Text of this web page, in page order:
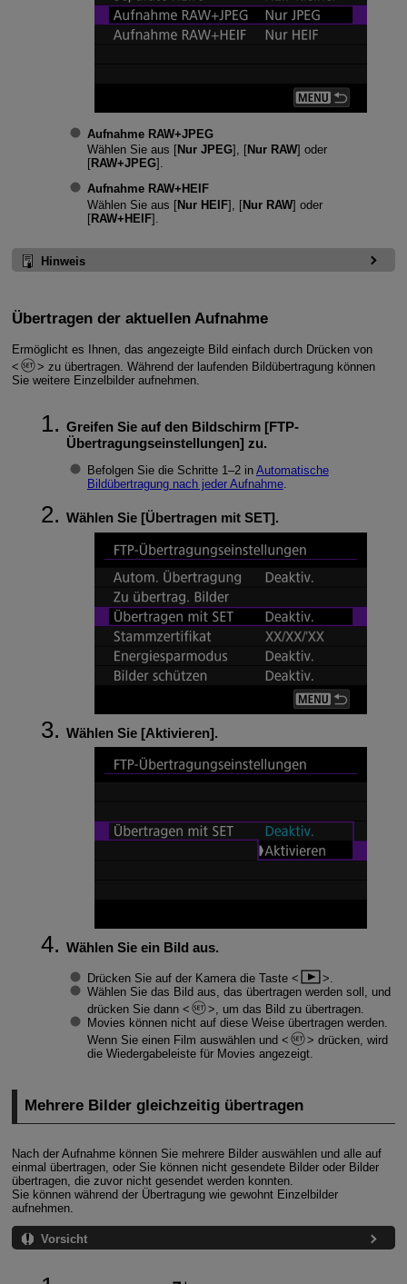
Aufnahme RAW+JPEG
Wählen Sie aus [Nur JPEG], [Nur RAW] oder
[RAW+JPEG].
Aufnahme RAW+HEIF
Wählen Sie aus [Nur HEIF], [Nur RAW] oder
[RAW+HEIF].
Hinweis
Übertragen der aktuellen Aufnahme
Ermöglicht es Ihnen, das angezeigte Bild einfach durch Drücken von
zu übertragen. Während der laufenden Bildübertragung können
Sie weitere Einzelbilder aufnehmen.
Greifen Sie auf den Bildschirm [FTP-
Übertragungseinstellungen] zu.
Befolgen Sie die Schritte 1–2 in Automatische
Bildübertragung nach jeder Aufnahme.
Wählen Sie [Übertragen mit SET].
Wählen Sie [Aktivieren].
Wählen Sie ein Bild aus.
Drücken Sie auf der Kamera die Taste
.
Wählen Sie das Bild aus, das übertragen werden soll, und
drücken Sie dann
, um das Bild zu übertragen.
Movies können nicht auf diese Weise übertragen werden.
Wenn Sie einen Film auswählen und
drücken, wird
die Wiedergabeleiste für Movies angezeigt.
Mehrere Bilder gleichzeitig übertragen
Nach der Aufnahme können Sie mehrere Bilder auswählen und alle auf
einmal übertragen, oder Sie können nicht gesendete Bilder oder Bilder
übertragen, die zuvor nicht gesendet werden konnten.
Sie können während der Übertragung wie gewohnt Einzelbilder
aufnehmen.
Vorsicht